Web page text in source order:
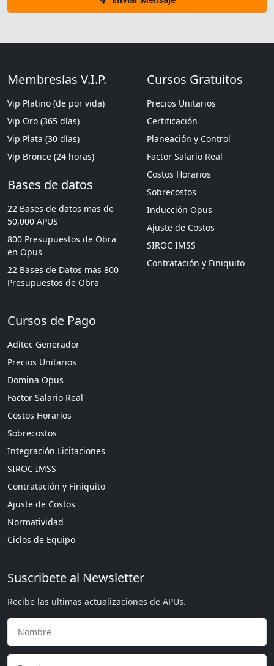
Membresías V.I.P.
Vip Platino (de por vida)
Vip Oro (365 días)
Vip Plata (30 días)
Vip Bronce (24 horas)
Bases de datos
22 Bases de datos mas de
50,000 APUS
800 Presupuestos de Obra
en Opus
22 Bases de Datos mas 800
Presupuestos de Obra
Cursos Gratuitos
Precios Unitarios
Certificación
Planeación y Control
Factor Salario Real
Costos Horarios
Sobrecostos
Inducción Opus
Ajuste de Costos
SIROC IMSS
Contratación y Finiquito
Cursos de Pago
Aditec Generador
Precios Unitarios
Domina Opus
Factor Salario Real
Costos Horarios
Sobrecostos
Integración Licitaciones
SIROC IMSS
Contratación y Finiquito
Ajuste de Costos
Normatividad
Ciclos de Equipo
Suscribete al Newsletter
Recibe las ultimas actualizaciones de APUs.